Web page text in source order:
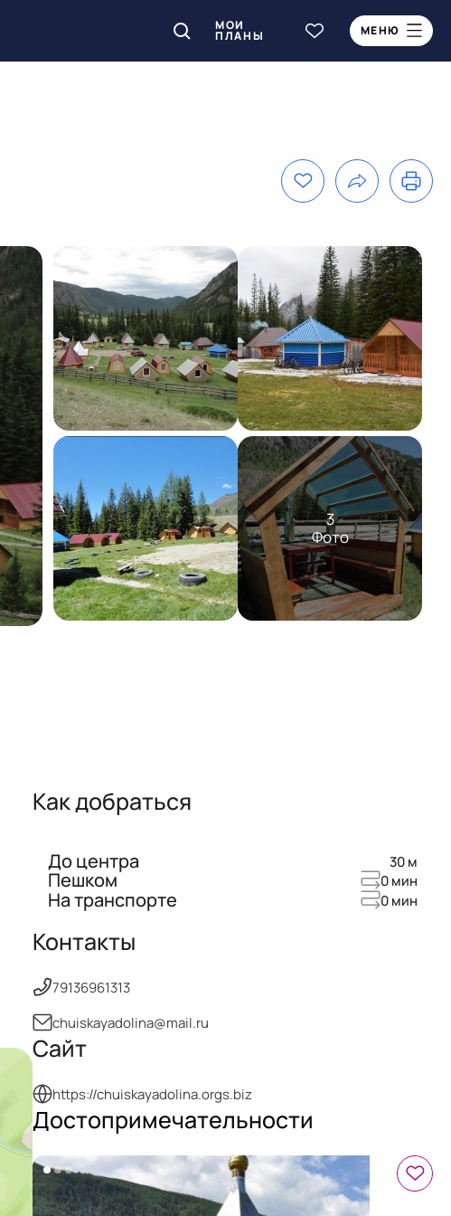
МОИ
ПЛАНЫ МЕНЮ
3
Фото
Как добраться
До центра 30 м
Пешком 0 мин
На транспорте 0 мин
Контакты
79136961313
chuiskayadolina@mail.ru
Сайт
https://chuiskayadolina.orgs.biz
Достопримечательности